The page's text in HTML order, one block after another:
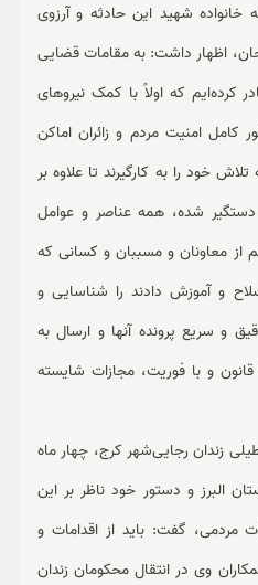
شهید این حادثه و آرزوی
اظهار داشت: به مقامات قضایی
کرده‌ایم که اولاً با کمک نیروهای
کامل امنیت مردم و زائران اماکن
خود را به کارگیرند تا علاوه بر
دستگیر شده، همه عناصر و عوامل
از معاونان و مسببان و کسانی که
و آموزش دادند را شناسایی و
و سریع پرونده آنها و ارسال به
و با فوریت، مجازات شایسته
زندان رجایی‌شهر کرج، چهار ماه
البرز و دستور خود ناظر بر این
مردمی، گفت: باید از اقدامات و
وی در انتقال محکومان زندان